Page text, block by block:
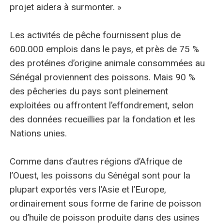
projet aidera à surmonter. »
Les activités de pêche fournissent plus de
600.000 emplois dans le pays, et près de 75 %
des protéines d’origine animale consommées au
Sénégal proviennent des poissons. Mais 90 %
des pêcheries du pays sont pleinement
exploitées ou affrontent l’effondrement, selon
des données recueillies par la fondation et les
Nations unies.
Comme dans d’autres régions d’Afrique de
l’Ouest, les poissons du Sénégal sont pour la
plupart exportés vers l’Asie et l’Europe,
ordinairement sous forme de farine de poisson
ou d’huile de poisson produite dans des usines